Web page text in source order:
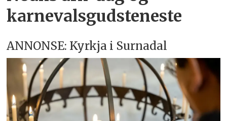
karnevalsgudsteneste
ANNONSE: Kyrkja i Surnadal